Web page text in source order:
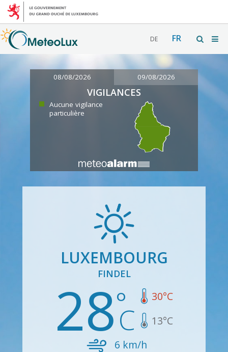
DE FR
08/08/2026 09/08/2026
VIGILANCES
Aucune vigilance
particulière
LUXEMBOURG
FINDEL
28 30°C
13°C
6 km/h